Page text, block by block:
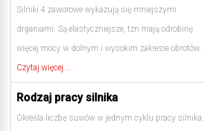
Silniki 4 zaworowe wykazują się mniejszymi
drganiami. Są elastyczniejsze, tzn mają odrobinę
więcej mocy w dolnym i wysokim zakresie obrotów.
Czytaj więcej ...
Rodzaj pracy silnika
Określa liczbę suwów w jednym cyklu pracy silnika.